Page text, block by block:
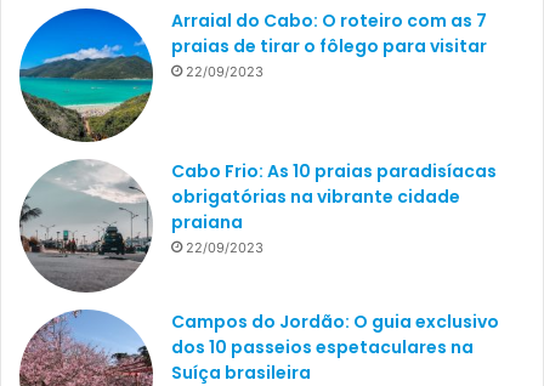
Arraial do Cabo: O roteiro com as 7
praias de tirar o fôlego para visitar
22/09/2023
Cabo Frio: As 10 praias paradisíacas
obrigatórias na vibrante cidade
praiana
22/09/2023
Campos do Jordão: O guia exclusivo
dos 10 passeios espetaculares na
Suíça brasileira